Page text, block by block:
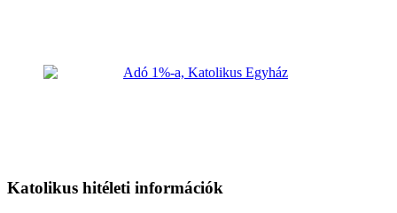
Katolikus hitéleti információk